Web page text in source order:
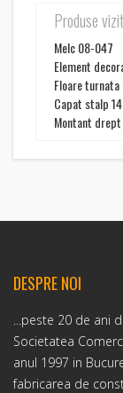
Produse
Melc 08-047
Element
Floare
Capat stalp
Montant
DESPRE NOI
...peste 20 de ani
Societatea
anul 1997 in
fabricarea de